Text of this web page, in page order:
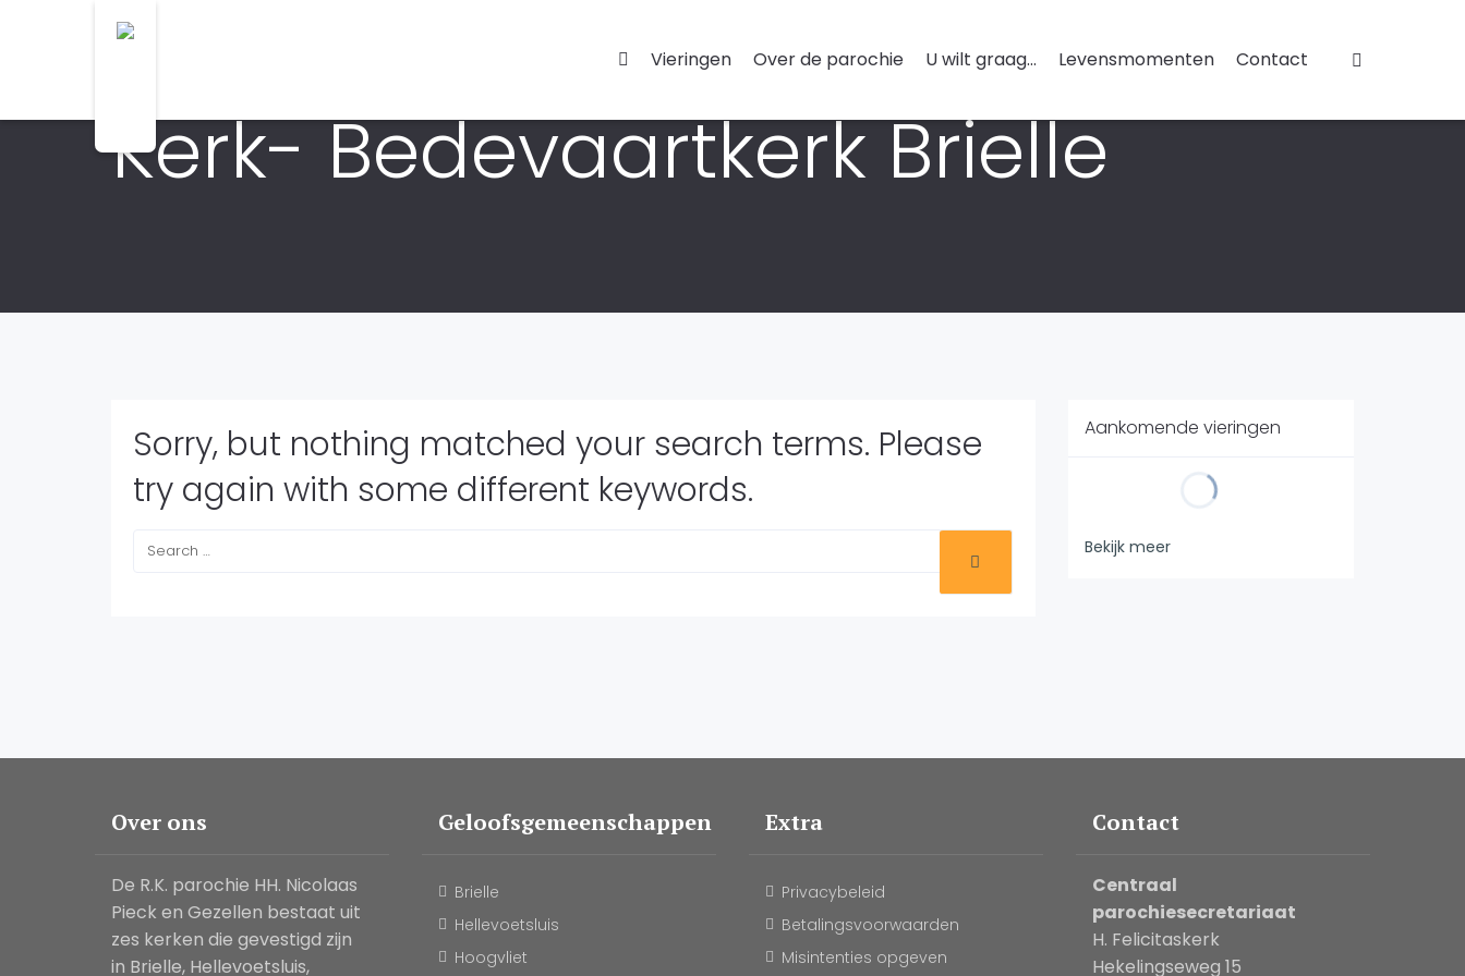
Vieringen Over de parochie U wilt graag... Levensmomenten Contact
Kerk- Bedevaartkerk Brielle
Sorry, but nothing matched your search terms. Please
try again with some different keywords.
Aankomende vieringen
Bekijk meer
Over ons
De R.K. parochie HH. Nicolaas
Pieck en Gezellen bestaat uit
zes kerken die gevestigd zijn
in Brielle, Hellevoetsluis,
Geloofsgemeenschappen
Brielle
Hellevoetsluis
Hoogvliet
Extra
Privacybeleid
Betalingsvoorwaarden
Misintenties opgeven
Contact
Centraal
parochiesecretariaat
H. Felicitaskerk
Hekelingseweg 15